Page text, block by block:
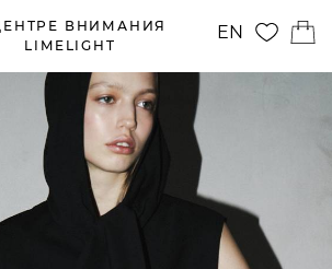
ВНИМАНИЯ
LIMELIGHT
EN